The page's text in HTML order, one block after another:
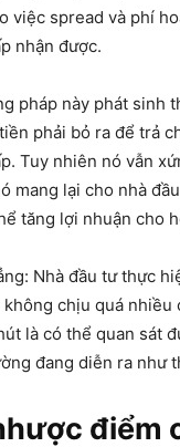
việc spread và phí
nhận được.
pháp này phát sinh
phải bỏ ra để trả
Tuy nhiên nó vẫn
mang lại cho nhà
tăng lợi nhuận cho
Nhà đầu tư thực
chịu quá nhiều
là có thể quan sát
đang diễn ra như
điểm